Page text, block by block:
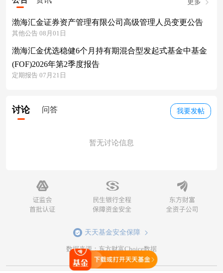
更多
渤海汇金证券资产管理有限公司高级管理人员变更公告
其他公告 08月01日
渤海汇金优选稳健6个月持有期混合型发起式基金中基金
(FOF)2026年第2季度报告
定期报告 07月21日
我要发帖
讨论 问答
暂无讨论信息
天天基金安全保障
数据来源：东方财富Choice数据
风险提示
打开天天基金